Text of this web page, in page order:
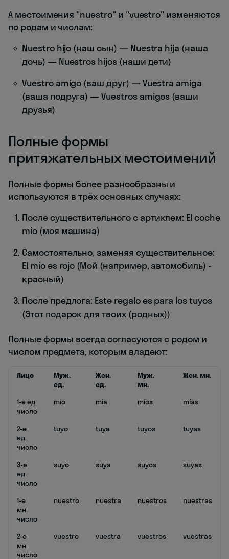
А местоимения "nuestro" и "vuestro" изменяются
по родам и числам:
Nuestro hijo (наш сын) — Nuestra hija (наша
дочь) — Nuestros hijos (наши дети)
Vuestro amigo (ваш друг) — Vuestra amiga
(ваша подруга) — Vuestros amigos (ваши
друзья)
Полные формы
притяжательных местоимений
Полные формы более разнообразны и
используются в трёх основных случаях:
После существительного с артиклем: El coche
mío (моя машина)
Самостоятельно, заменяя существительное:
El mío es rojo (Мой (например, автомобиль) -
красный)
После предлога: Este regalo es para los tuyos
(Этот подарок для твоих (родных))
Полные формы всегда согласуются с родом и
числом предмета, которым владеют:
Лицо
Муж.
ед.
Жен.
ед.
Муж.
мн.
Жен. мн.
1-е ед.
число
mío mía míos mías
2-е
ед.
число
tuyo tuya tuyos tuyas
3-е
ед.
число
suyo suya suyos suyas
1-е
мн.
число
nuestro nuestra nuestros nuestras
2-е
мн.
число
vuestro vuestra vuestros vuestras